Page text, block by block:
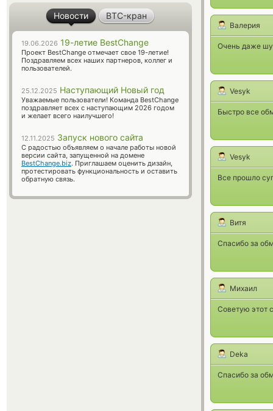
Валерия
Очень даже
Vesyk
Быстро все
Vesyk
Все прошло
Витя
Спасибо за
Михаил
Советую этот
Deka
Спасибо за
Новости BTC-кран
19.06.2026 19-летие BestChange
Проект BestChange отмечает свое 19-летие!
Поздравляем всех наших партнеров, коллег и
пользователей.
25.12.2025 Наступающий Новый год
Уважаемые пользователи! Команда BestChange
поздравляет всех с наступающим 2026 годом
и желает всего наилучшего!
12.11.2025 Запуск нового сайта
С радостью объявляем о начале работы новой
версии сайта, запущенной на домене
BestChange.biz. Приглашаем оценить дизайн,
протестировать функциональность и оставить
обратную связь.